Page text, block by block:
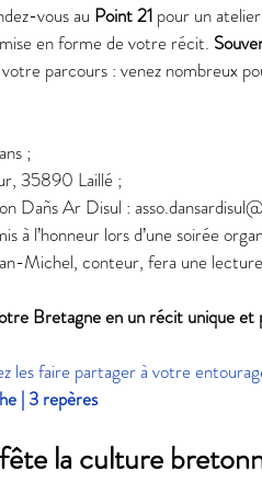
vous au Point 21 pour un
en forme de votre récit.
parcours : venez nombreux
;
35890 Laillé ;
Dañs Ar Disul :
à l’honneur lors d’une soirée
Michel, conteur, fera une
Bretagne en un récit unique et
les faire partager à votre
| 3 repères
la culture